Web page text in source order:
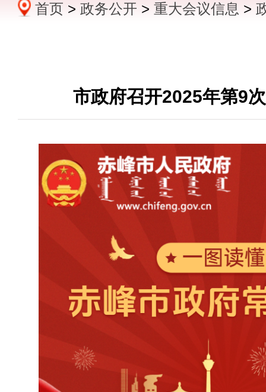
办事服务 政民互动 数据发
首页 > 政务公开 > 重大会议信息 >
市政府召开2025年第9